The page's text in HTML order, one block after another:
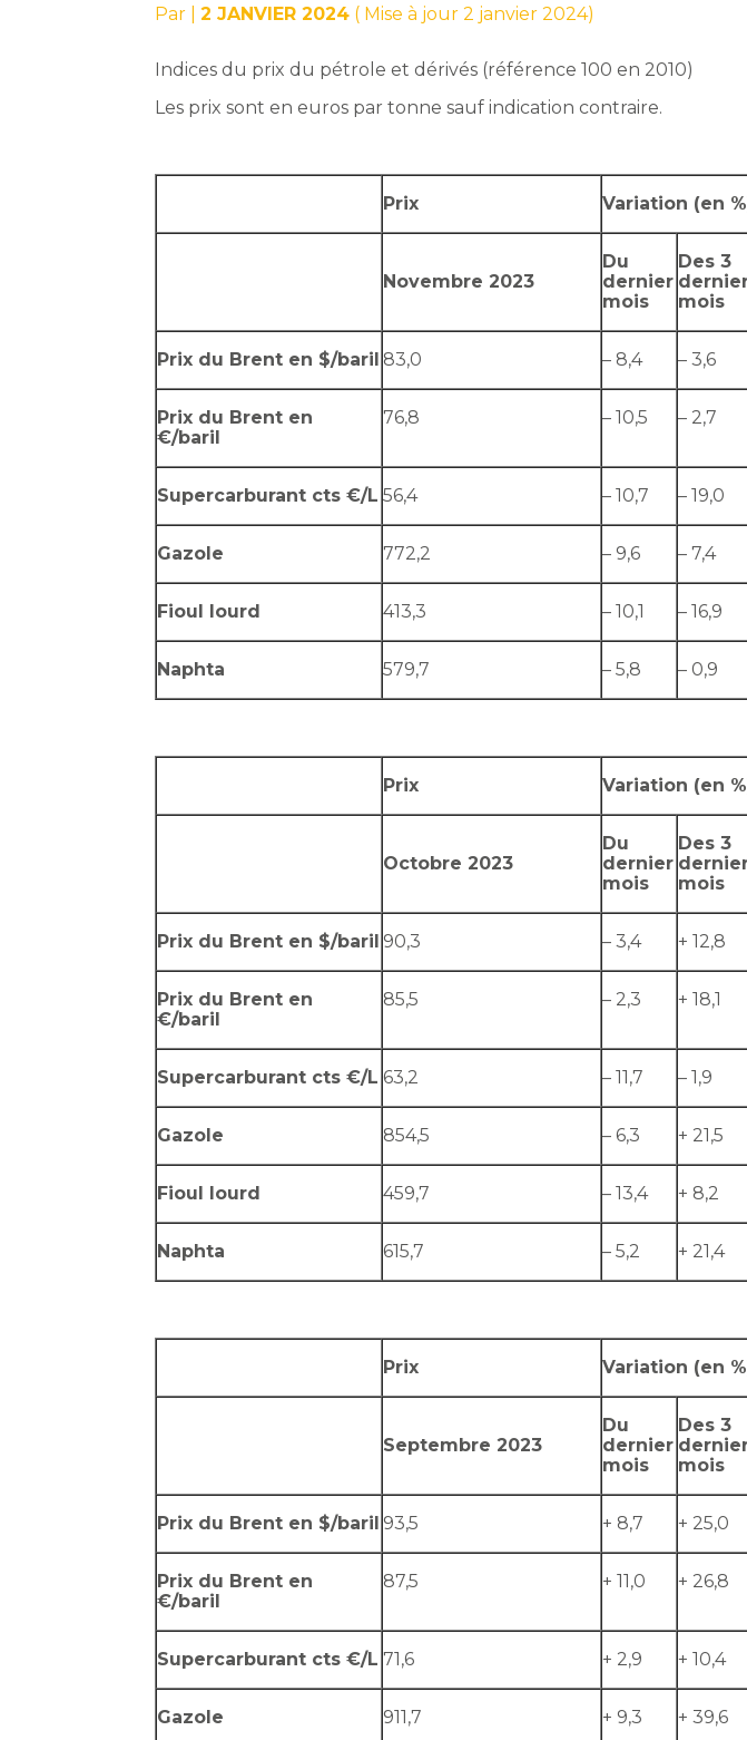
Par |2 JANVIER 2024 ( Mise à jour 2 janvier 2024)
Indices du prix du pétrole et dérivés (référence 100 en 2010)
Les prix sont en euros par tonne sauf indication contraire.
Prix Variation (en
Novembre 2023
Du
dernier
mois
Des 3
mois
Prix du Brent en $/baril 83,0 – 8,4 – 3,6
Prix du Brent en
€/baril
76,8 – 10,5 – 2,7
Supercarburant cts €/L 56,4 – 10,7 – 19,0
Gazole 772,2 – 9,6 – 7,4
Fioul lourd 413,3 – 10,1 – 16,9
Naphta 579,7 – 5,8 – 0,9
Prix Variation (en
Octobre 2023
Du
dernier
mois
Des 3
mois
Prix du Brent en $/baril 90,3 – 3,4 + 12,8
Prix du Brent en
€/baril
85,5 – 2,3 + 18,1
Supercarburant cts €/L 63,2 – 11,7 – 1,9
Gazole 854,5 – 6,3 + 21,5
Fioul lourd 459,7 – 13,4 + 8,2
Naphta 615,7 – 5,2 + 21,4
Prix Variation (en
Septembre 2023
Du
dernier
mois
Des 3
mois
Prix du Brent en $/baril 93,5 + 8,7 + 25,0
Prix du Brent en
€/baril
87,5 + 11,0 + 26,8
Supercarburant cts €/L 71,6 + 2,9 + 10,4
Gazole 911,7 + 9,3 + 39,6